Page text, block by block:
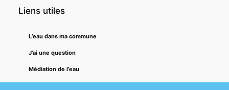
Liens utiles
L’eau dans ma commune
J’ai une question
Médiation de l’eau